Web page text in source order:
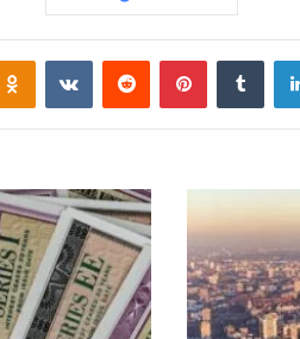
لينكدإن ‏Tumblr بينتيريست
‏Reddit
‏VKontakte
إقبال
أقل
من
المتوسط
على
الاكتتاب